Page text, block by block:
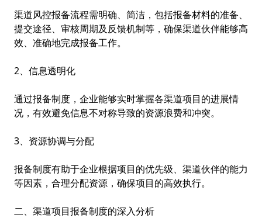
渠道风控报备流程需明确、简洁，包括报备材料的准备、
提交途径、审核周期及反馈机制等，确保渠道伙伴能够高
效、准确地完成报备工作。
2、信息透明化
通过报备制度，企业能够实时掌握各渠道项目的进展情
况，有效避免信息不对称导致的资源浪费和冲突。
3、资源协调与分配
报备制度有助于企业根据项目的优先级、渠道伙伴的能力
等因素，合理分配资源，确保项目的高效执行。
二、渠道项目报备制度的深入分析